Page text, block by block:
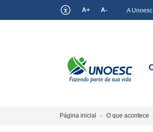
A+ A- A Unoesc
Página inicial O que acontece